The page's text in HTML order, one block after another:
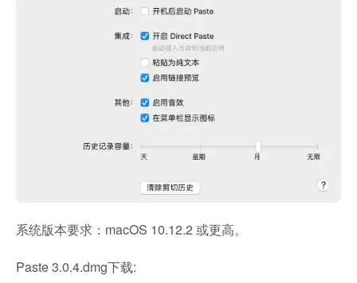
系统版本要求：macOS 10.12.2 或更高。
Paste 3.0.4.dmg下载: